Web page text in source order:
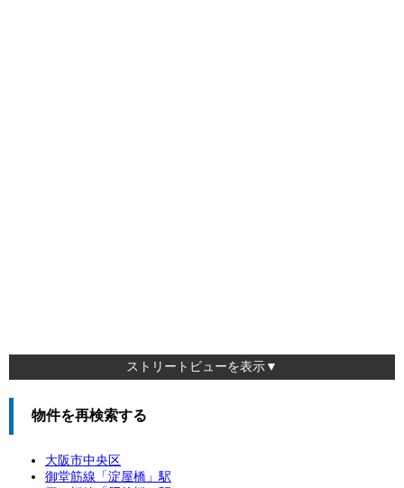
ストリートビューを表示▼
物件を再検索する
大阪市中央区
御堂筋線「淀屋橋 」駅